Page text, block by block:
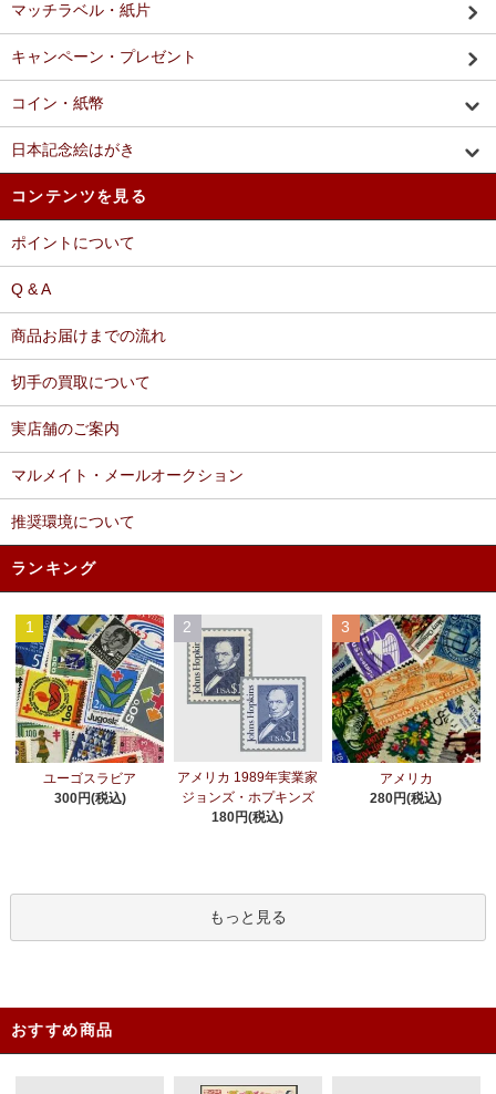
マッチラベル・紙片
キャンペーン・プレゼント
コイン・紙幣
日本記念絵はがき
コンテンツを見る
ポイントについて
Q & A
商品お届けまでの流れ
切手の買取について
実店舗のご案内
マルメイト・メールオークション
推奨環境について
ランキング
1
ユーゴスラビア
300円(税込)
2
アメリカ 1989年実業家
ジョンズ・ホプキンズ
180円(税込)
3
アメリカ
280円(税込)
もっと見る
おすすめ商品